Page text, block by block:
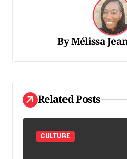
d
l
'
a
r
ByMélissa
Related Posts
CULTURE